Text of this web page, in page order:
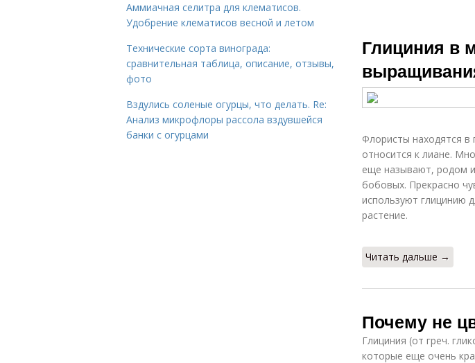
Глициния в
Флористы находятся в
относится к лиане.
еще называют, родом
бобовых. Прекрасно
используют глицинию
растение.
Читать дальше →
Почему не
Глициния (от греч.
которые еще очень
Аммиачная селитра для клематисов.
Удобрение клематисов весной и летом
Технические сорта винограда:
сравнительная таблица, описание, отзывы,
фото
Вздулись соленые огурцы, что делать. Re:
Анализ микрофлоры рассола вздувшейся
банки с огурцами